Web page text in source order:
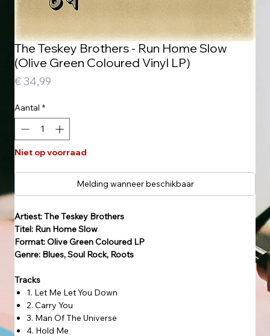
The Teskey Brothers - Run Home Slow
(Olive Green Coloured Vinyl LP)
€ 34,99
Aantal *
Niet op voorraad
Melding wanneer beschikbaar
Artiest: The Teskey Brothers
Titel: Run Home Slow
Format: Olive Green Coloured LP
Genre: Blues, Soul Rock, Roots
Tracks
1. Let Me Let You Down
2. Carry You
3. Man Of The Universe
4. Hold Me